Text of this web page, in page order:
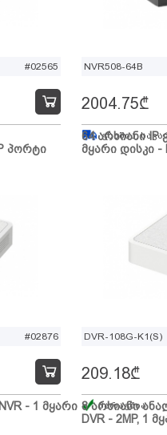
#02565
პორტი
NVR508-64B
64 არხიანი IP
მყარი დისკი -
2004.75₾
გზაშია,
#02876
- 1 მყარი
DVR-108G-K1(S)
8 არხიანი
DVR - 2MP, 1
209.18₾
მარაგშია